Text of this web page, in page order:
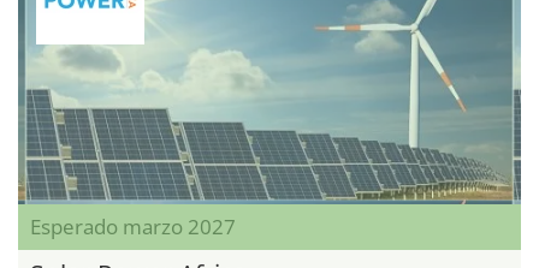
Esperado marzo 2027